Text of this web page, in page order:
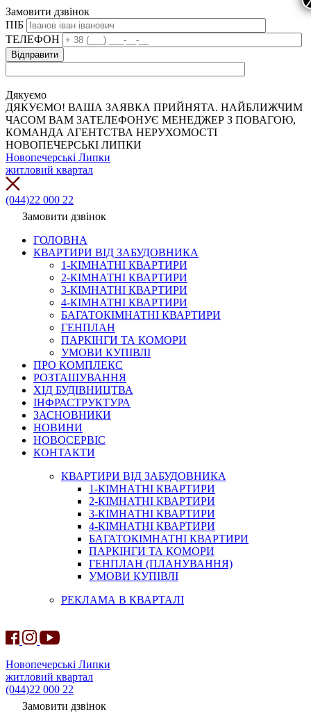
Замовити дзвінок
ПІБ
ТЕЛЕФОН
Дякуємо
ДЯКУЄМО! ВАША ЗАЯВКА ПРИЙНЯТА. НАЙБЛИЖЧИМ
ЧАСОМ ВАМ ЗАТЕЛЕФОНУЄ МЕНЕДЖЕР З ПОВАГОЮ,
КОМАНДА АГЕНТСТВА НЕРУХОМОСТІ
НОВОПЕЧЕРСЬКІ ЛИПКИ
Новопечерські Липки
житловий квартал
(044)22 000 22
Замовити дзвінок
ГОЛОВНА
КВАРТИРИ ВІД ЗАБУДОВНИКА
1-КІМНАТНІ КВАРТИРИ
2-КІМНАТНІ КВАРТИРИ
3-КІМНАТНІ КВАРТИРИ
4-КІМНАТНІ КВАРТИРИ
БАГАТОКІМНАТНІ КВАРТИРИ
ГЕНПЛАН
ПАРКІНГИ ТА КОМОРИ
УМОВИ КУПІВЛІ
ПРО КОМПЛЕКС
РОЗТАШУВАННЯ
ХІД БУДІВНИЦТВА
ІНФРАСТРУКТУРА
ЗАСНОВНИКИ
НОВИНИ
НОВОСЕРВІС
КОНТАКТИ
КВАРТИРИ ВІД ЗАБУДОВНИКА
1-КІМНАТНІ КВАРТИРИ
2-КІМНАТНІ КВАРТИРИ
3-КІМНАТНІ КВАРТИРИ
4-КІМНАТНІ КВАРТИРИ
БАГАТОКІМНАТНІ КВАРТИРИ
ПАРКІНГИ ТА КОМОРИ
ГЕНПЛАН (ПЛАНУВАННЯ)
УМОВИ КУПІВЛІ
РЕКЛАМА В КВАРТАЛІ
Новопечерські Липки
житловий квартал
(044)22 000 22
Замовити дзвінок